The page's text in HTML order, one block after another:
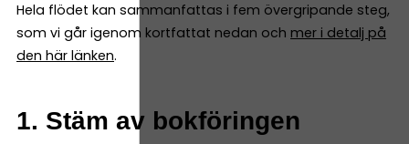
Hela flödet kan sammanfattas i fem övergripande steg,
som vi går igenom kortfattat nedan och mer i detalj på
den här länken.
1. Stäm av bokföringen